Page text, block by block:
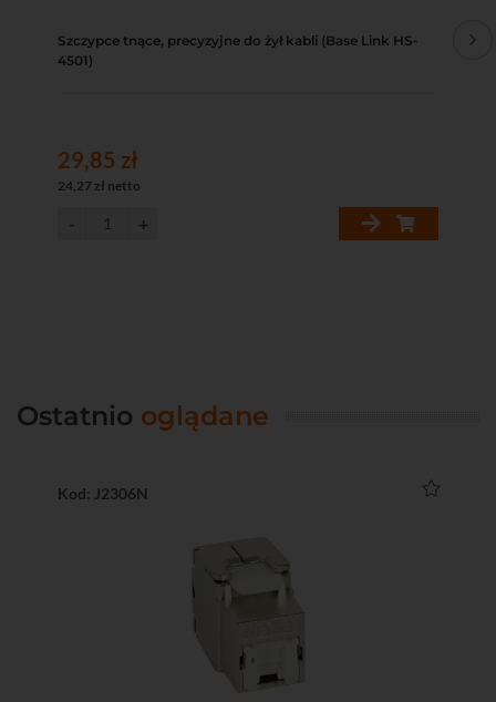
Szczypce tnące, precyzyjne do żył kabli (Base Link HS-
4501)
29,85 zł
24,27 zł netto
Ostatnio oglądane
Kod: J2306N